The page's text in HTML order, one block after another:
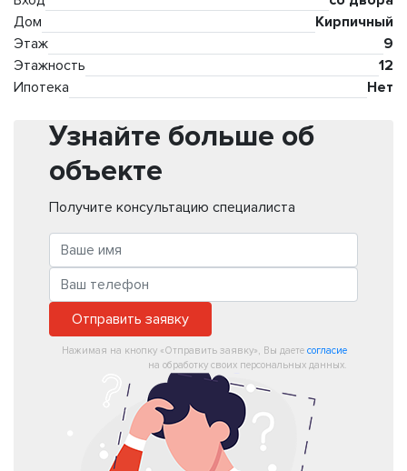
Дом
Кирпичный
Этаж
9
Этажность
12
Ипотека
Нет
Узнайте больше об
объекте
Получите консультацию специалиста
Отправить заявку
Нажимая на кнопку «Отправить заявку», Вы даете согласие
на обработку своих персональных данных.